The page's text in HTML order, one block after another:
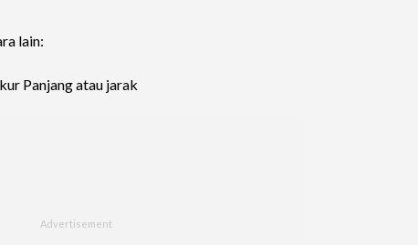
lain:
Panjang atau jarak